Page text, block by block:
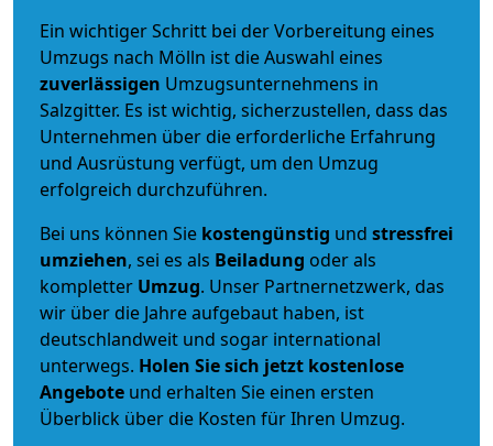
Ein wichtiger Schritt bei der Vorbereitung eines
Umzugs nach Mölln ist die Auswahl eines
zuverlässigen Umzugsunternehmens in
Salzgitter. Es ist wichtig, sicherzustellen, dass das
Unternehmen über die erforderliche Erfahrung
und Ausrüstung verfügt, um den Umzug
erfolgreich durchzuführen.
Bei uns können Sie kostengünstig und stressfrei
umziehen, sei es als Beiladung oder als
kompletter Umzug. Unser Partnernetzwerk, das
wir über die Jahre aufgebaut haben, ist
deutschlandweit und sogar international
unterwegs. Holen Sie sich jetzt kostenlose
Angebote und erhalten Sie einen ersten
Überblick über die Kosten für Ihren Umzug.